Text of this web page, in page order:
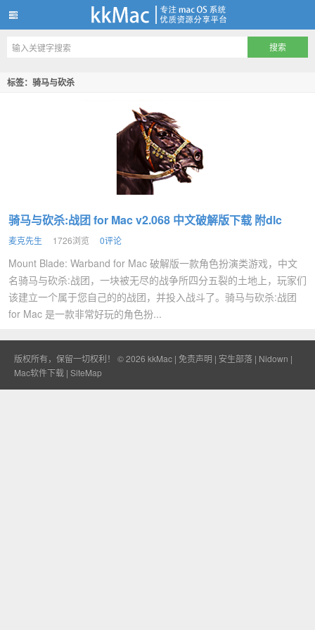
kkMac
标签：骑马与砍杀
骑马与砍杀:战团 for Mac v2.068 中文破解版下载 附dlc
麦克先生 1726浏览 0评论
Mount Blade: Warband for Mac 破解版一款角色扮演类游戏，中文
名骑马与砍杀:战团，一块被无尽的战争所四分五裂的土地上，玩家们
该建立一个属于您自己的的战团，并投入战斗了。骑马与砍杀:战团
for Mac 是一款非常好玩的角色扮...
版权所有，保留一切权利！ © 2026 kkMac | 免责声明 | 安生部落 | Nidown |
Mac软件下载 | SiteMap